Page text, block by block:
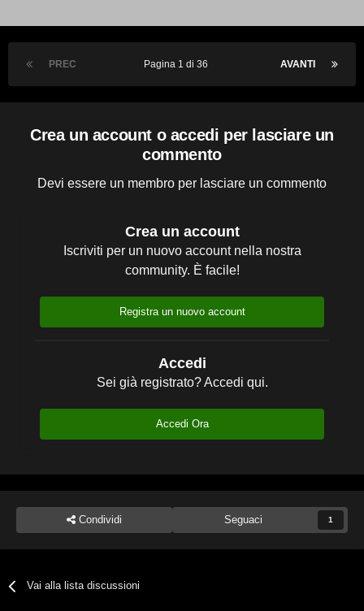
PREC AVANTI
Pagina 1 di 36
Crea un account o accedi per lasciare un
commento
Devi essere un membro per lasciare un commento
Crea un account
Iscriviti per un nuovo account nella nostra
community. È facile!
Registra un nuovo account
Accedi
Sei già registrato? Accedi qui.
Accedi Ora
Condividi Seguaci 1
Vai alla lista discussioni